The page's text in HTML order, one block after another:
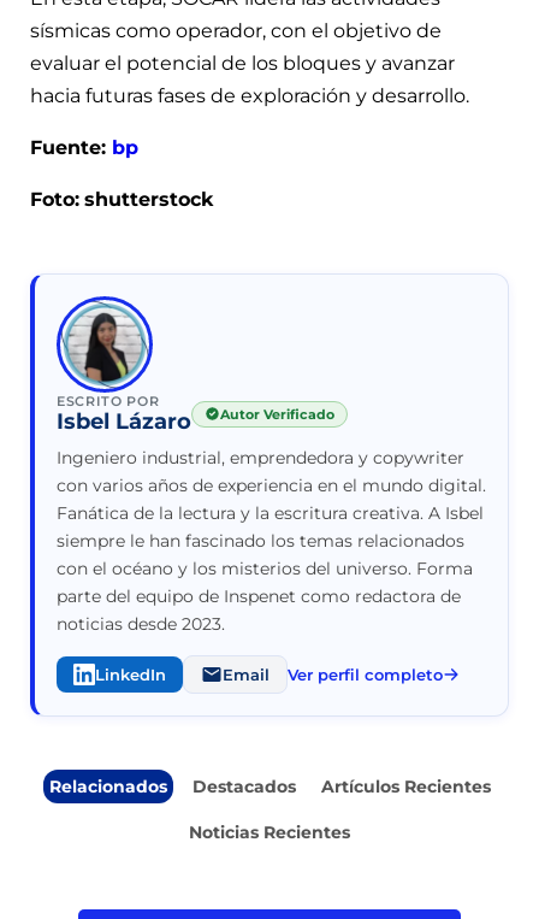
sísmicas como operador, con el objetivo de
evaluar el potencial de los bloques y avanzar
hacia futuras fases de exploración y desarrollo.
Fuente: bp
Foto: shutterstock
ESCRITO POR
Isbel Lázaro Autor Verificado
Ingeniero industrial, emprendedora y copywriter
con varios años de experiencia en el mundo digital.
Fanática de la lectura y la escritura creativa. A Isbel
siempre le han fascinado los temas relacionados
con el océano y los misterios del universo. Forma
parte del equipo de Inspenet como redactora de
noticias desde 2023.
LinkedIn Email Ver perfil completo
Relacionados Destacados Artículos Recientes
Noticias Recientes